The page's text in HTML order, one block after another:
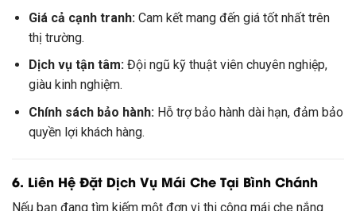
Giá cả cạnh tranh:Cam kết mang đến giá tốt nhất trên
thị trường.
Dịch vụ tận tâm:Đội ngũ kỹ thuật viên chuyên nghiệp,
giàu kinh nghiệm.
Chính sách bảo hành:Hỗ trợ bảo hành dài hạn, đảm bảo
quyền lợi khách hàng.
6. Liên Hệ Đặt Dịch Vụ Mái Che Tại Bình Chánh
Nếu bạn đang tìm kiếm một đơn vị thi công mái che nắng